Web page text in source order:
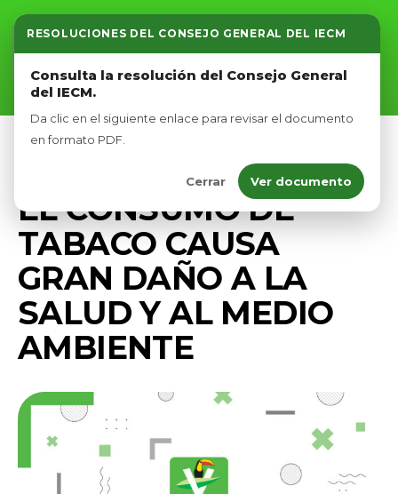
RESOLUCIONES DEL CONSEJO GENERAL DEL IECM
Consulta la resolución del Consejo General
del IECM.
Da clic en el siguiente enlace para revisar el documento
en formato PDF.
Cerrar Ver documento
Inicio
Nosotros
Afíliate
EL CONSUMO DE
TABACO CAUSA
GRAN DAÑO A LA
SALUD Y AL MEDIO
AMBIENTE